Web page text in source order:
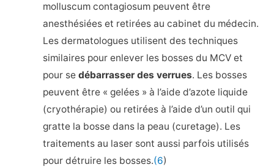
molluscum contagiosum peuvent être
anesthésiées et retirées au cabinet du médecin.
Les dermatologues utilisent des techniques
similaires pour enlever les bosses du MCV et
pour sedébarrasser des verrues. Les bosses
peuvent être « gelées » à l’aide d’azote liquide
(cryothérapie) ou retirées à l’aide d’un outil qui
gratte la bosse dans la peau (curetage). Les
traitements au laser sont aussi parfois utilisés
pour détruire les bosses.(6)